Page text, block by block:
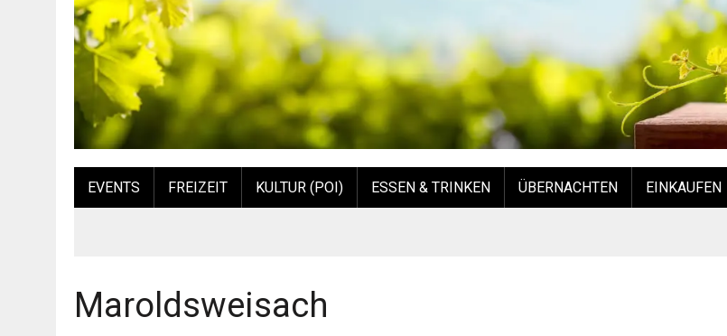
EVENTS FREIZEIT KULTUR (POI) ESSEN & TRINKEN ÜBERNACHTEN EINKAUFEN
Maroldsweisach